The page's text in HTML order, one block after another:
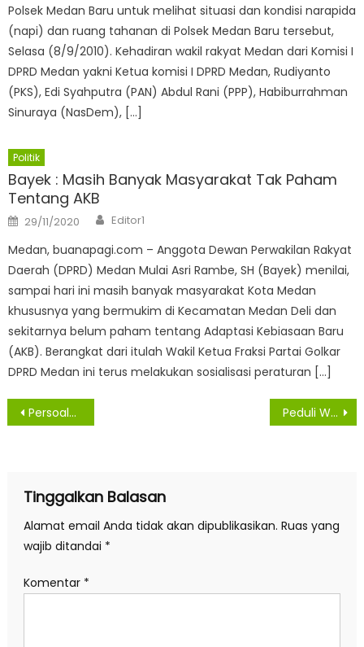
Polsek Medan Baru untuk melihat situasi dan kondisi narapida
(napi) dan ruang tahanan di Polsek Medan Baru tersebut,
Selasa (8/9/2010). Kehadiran wakil rakyat Medan dari Komisi I
DPRD Medan yakni Ketua komisi I DPRD Medan, Rudiyanto
(PKS), Edi Syahputra (PAN) Abdul Rani (PPP), Habiburrahman
Sinuraya (NasDem), […]
Politik
Bayek : Masih Banyak Masyarakat Tak Paham
Tentang AKB
Posted
on
29/11/2020 Author
Editor1
Medan, buanapagi.com – Anggota Dewan Perwakilan Rakyat
Daerah (DPRD) Medan Mulai Asri Rambe, SH (Bayek) menilai,
sampai hari ini masih banyak masyarakat Kota Medan
khususnya yang bermukim di Kecamatan Medan Deli dan
sekitarnya belum paham tentang Adaptasi Kebiasaan Baru
(AKB). Berangkat dari itulah Wakil Ketua Fraksi Partai Golkar
DPRD Medan ini terus melakukan sosialisasi peraturan […]
Navigasi
Persoalan Kewenangan Jangan Jadi Penghambat Pembangunan Peduli Warga Miskin, Dewan Tinjau Rumah Reot di Karang Berombak
Tinggalkan Balasan
Alamat email Anda tidak akan dipublikasikan. Ruas yang
wajib ditandai *
Komentar *